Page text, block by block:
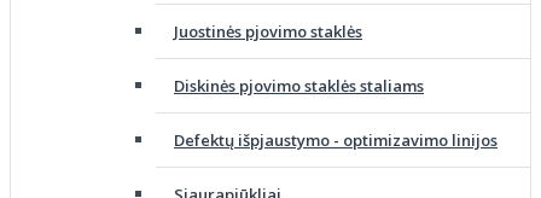
Juostinės pjovimo staklės
Diskinės pjovimo staklės staliams
Defektų išpjaustymo - optimizavimo linijos